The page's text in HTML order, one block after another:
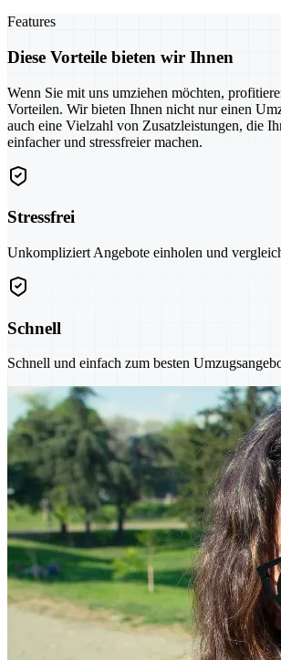
Features
Diese Vorteile bieten wir Ihnen
Wenn Sie mit uns umziehen möchten,
Vorteilen. Wir bieten Ihnen nicht nur einen
auch eine Vielzahl von Zusatzleistungen, die
einfacher und stressfreier machen.
Stressfrei
Unkompliziert Angebote einholen und
Schnell
Schnell und einfach zum besten